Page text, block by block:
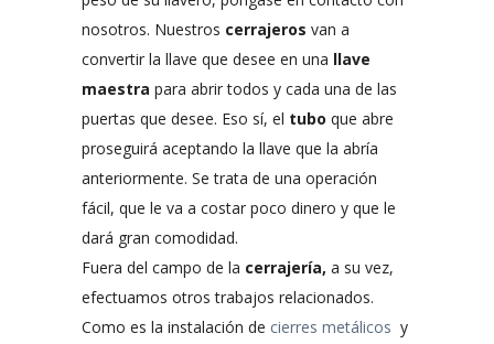
nosotros. Nuestros cerrajeros van a
convertir la llave que desee en una llave
maestra para abrir todos y cada una de las
puertas que desee. Eso sí, el tubo que abre
proseguirá aceptando la llave que la abría
anteriormente. Se trata de una operación
fácil, que le va a costar poco dinero y que le
dará gran comodidad.
Fuera del campo de la cerrajería, a su vez,
efectuamos otros trabajos relacionados.
Como es la instalación de cierres metálicos y